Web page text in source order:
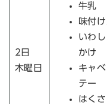
2日
木曜日
牛乳
味付
いわ
かけ
キャ
テー
はく